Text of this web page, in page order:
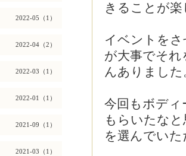
2022-05（1）
2022-04（2）
2022-03（1）
2022-01（1）
2021-09（1）
2021-03（1）
きることが
イベントを
が大事でそ
んありました
今回もボディ
もらいたな
を選んでい